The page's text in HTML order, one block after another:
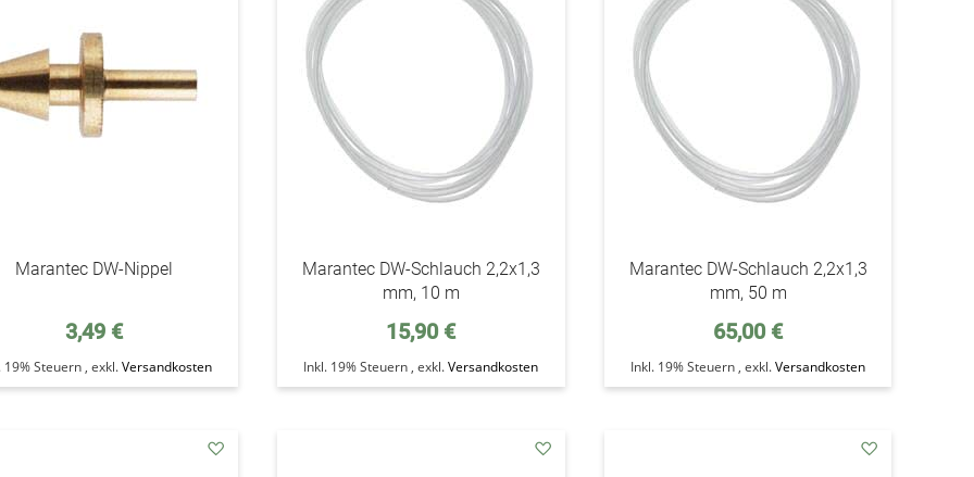
Marantec DW-Nippel
3,49 €
19% Steuern , exkl.Versandkosten
Marantec DW-Schlauch 2,2x1,3
mm, 10 m
15,90 €
Inkl. 19% Steuern ,exkl.Versandkosten
Marantec DW-Schlauch 2,2x1,3
mm, 50 m
65,00 €
Inkl. 19% Steuern ,exkl.Versandkosten